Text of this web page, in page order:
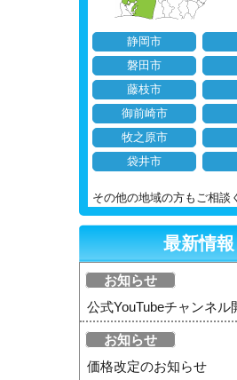
静岡市
磐田市
藤枝市
御前崎市
牧之原市
袋井市
その他の地域の方もご相談
最新情報
お知らせ
公式YouTubeチャンネル
お知らせ
価格改定のお知らせ